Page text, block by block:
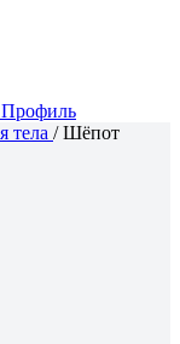
Профиль
тела /Шёпот